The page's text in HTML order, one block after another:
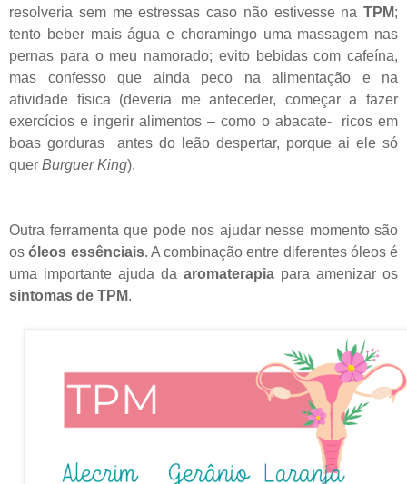
resolveria sem me estressas caso não estivesse na TPM;
tento beber mais água e choramingo uma massagem nas
pernas para o meu namorado; evito bebidas com cafeína,
mas confesso que ainda peco na alimentação e na
atividade física (deveria me anteceder, começar a fazer
exercícios e ingerir alimentos – como o abacate- ricos em
boas gorduras antes do leão despertar, porque ai ele só
quer Burguer King).
Outra ferramenta que pode nos ajudar nesse momento são
osóleos essênciais. A combinação entre diferentes óleos é
uma importante ajuda da aromaterapia para amenizar os
sintomas de TPM.